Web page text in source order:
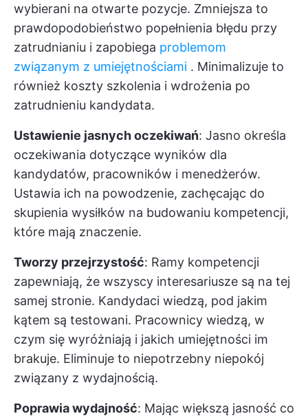
wybierani na otwarte pozycje. Zmniejsza to
prawdopodobieństwo popełnienia błędu przy
zatrudnianiu i zapobiega problemom
związanym z umiejętnościami . Minimalizuje to
również koszty szkolenia i wdrożenia po
zatrudnieniu kandydata.
Ustawienie jasnych oczekiwań: Jasno określa
oczekiwania dotyczące wyników dla
kandydatów, pracowników i menedżerów.
Ustawia ich na powodzenie, zachęcając do
skupienia wysiłków na budowaniu kompetencji,
które mają znaczenie.
Tworzy przejrzystość: Ramy kompetencji
zapewniają, że wszyscy interesariusze są na tej
samej stronie. Kandydaci wiedzą, pod jakim
kątem są testowani. Pracownicy wiedzą, w
czym się wyróżniają i jakich umiejętności im
brakuje. Eliminuje to niepotrzebny niepokój
związany z wydajnością.
Poprawia wydajność: Mając większą jasność co